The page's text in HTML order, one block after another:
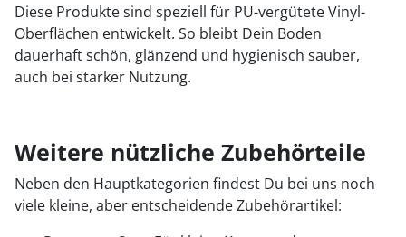
Diese Produkte sind speziell für PU-vergütete Vinyl-
Oberflächen entwickelt. So bleibt Dein Boden
dauerhaft schön, glänzend und hygienisch sauber,
auch bei starker Nutzung.
Weitere nützliche Zubehörteile
Neben den Hauptkategorien findest Du bei uns noch
viele kleine, aber entscheidende Zubehörartikel: